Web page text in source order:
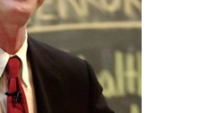
literatura Zdraví a životní styl
tituly